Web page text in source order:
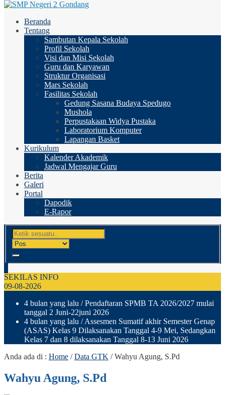
Beranda
Tentang
Sambutan Kepala Sekolah
Profil Sekolah
Visi dan Misi Sekolah
Guru dan Karyawan
Struktur Organisasi
Mars Sekolah
Fasilitas Sekolah
Gedung Sasana Budaya Spedugo
Mushola
Perpustakaan Widya Pustaka
Laboratorium Komputer
Lapangan Basket
Kurikulum
Kalender Akademik
Jadwal Mengajar Guru
Berita
Galeri
Portal
Dapodik
E-Rapor
SEKILAS INFO
09-08-2026
4 bulan yang lalu / Pendaftaran SPMB TA 2026/2027 mulai
tanggal 2 Juni-22juni 2026
4 bulan yang lalu / Assesmen Sumatif akhir Semester Genap
(ASAS) Kelas 9 Dilaksanakan Tanggal 4-9 Mei, Sedangkan
Kelas 7 dan 8 dilaksanakan Tanggal 8-13 Juni 2026
Anda ada di : Home /Data GTK /Wahyu Agung, S.Pd
Wahyu Agung, S.Pd